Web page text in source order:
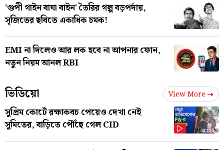
'গুপী গাইন বাঘা বাইন' তৈরির গল্প বড়পর্দায়,
সৃজিতের ছবিতে একাধিক চমক!
EMI না দিলেও আর লক হবে না আপনার ফোন,
নতুন নিয়ম আনল RBI
ভিডিয়ো View More
সুপ্রিম কোর্টে রক্ষাকবচ পেয়েও দেখা নেই
সুমিতের, বাড়িতে পৌঁছে গেল CID